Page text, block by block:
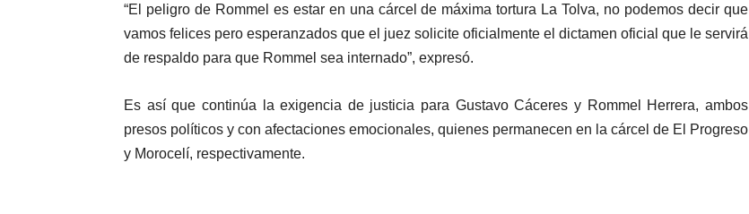
“El peligro de Rommel es estar en una cárcel de máxima tortura La Tolva, no podemos decir que
vamos felices pero esperanzados que el juez solicite oficialmente el dictamen oficial que le servirá
de respaldo para que Rommel sea internado”, expresó.
Es así que continúa la exigencia de justicia para Gustavo Cáceres y Rommel Herrera, ambos
presos políticos y con afectaciones emocionales, quienes permanecen en la cárcel de El Progreso
y Morocelí, respectivamente.